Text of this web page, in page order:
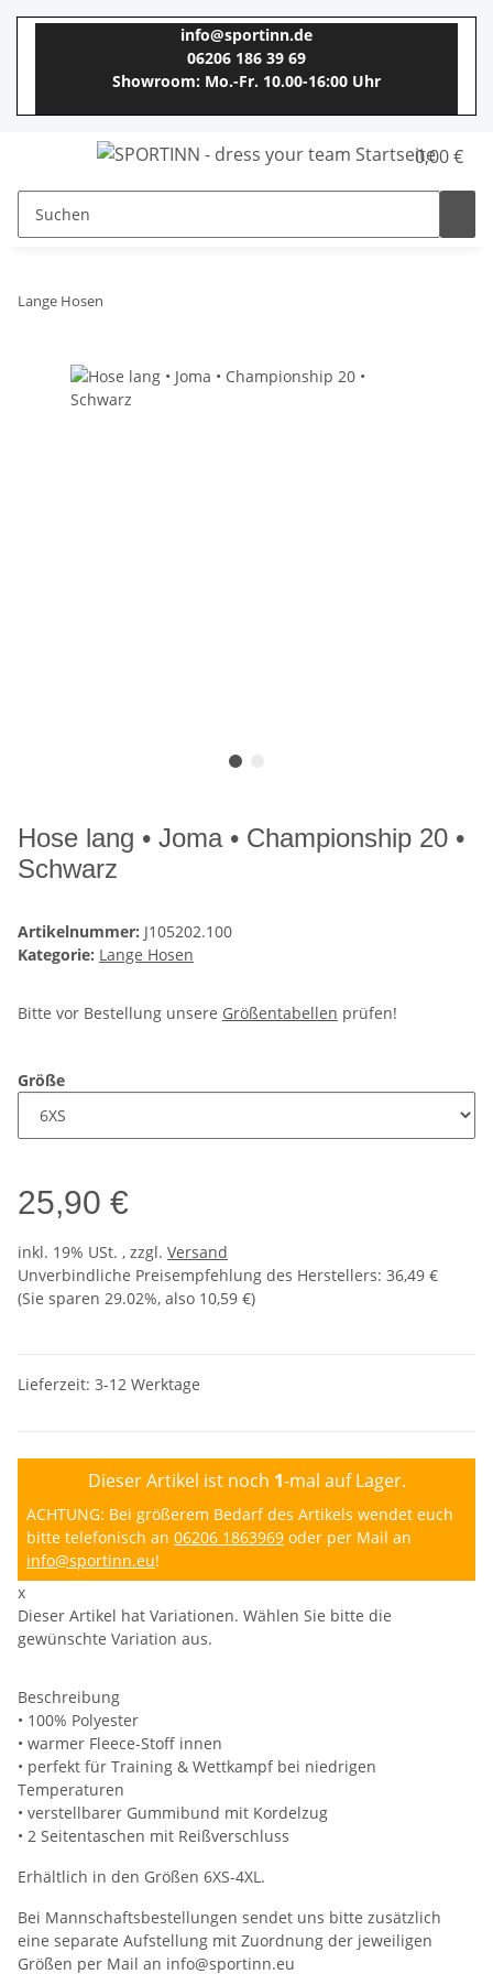
info@sportinn.de
06206 186 39 69
Showroom: Mo.-Fr. 10.00-16:00 Uhr
0,00 €
Lange Hosen
Hose lang • Joma • Championship 20 •
Schwarz
Artikelnummer: J105202.100
Kategorie: Lange Hosen
Bitte vor Bestellung unsere Größentabellen prüfen!
Größe
25,90 €
inkl. 19% USt. , zzgl. Versand
Unverbindliche Preisempfehlung des Herstellers: 36,49 €
(Sie sparen 29.02%, also 10,59 €)
Lieferzeit: 3-12 Werktage
Dieser Artikel ist noch 1-mal auf Lager.
ACHTUNG: Bei größerem Bedarf des Artikels wendet euch
bitte telefonisch an 06206 1863969 oder per Mail an
info@sportinn.eu!
x
Dieser Artikel hat Variationen. Wählen Sie bitte die
gewünschte Variation aus.
Beschreibung
• 100% Polyester
• warmer Fleece-Stoff innen
• perfekt für Training & Wettkampf bei niedrigen
Temperaturen
• verstellbarer Gummibund mit Kordelzug
• 2 Seitentaschen mit Reißverschluss
Erhältlich in den Größen 6XS-4XL.
Bei Mannschaftsbestellungen sendet uns bitte zusätzlich
eine separate Aufstellung mit Zuordnung der jeweiligen
Größen per Mail an info@sportinn.eu